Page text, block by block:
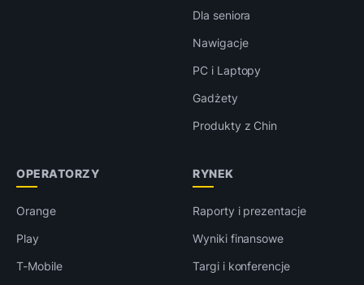
Dla seniora
Nawigacje
PC i Laptopy
Gadżety
Produkty z Chin
OPERATORZY
Orange
Play
T-Mobile
RYNEK
Raporty i prezentacje
Wyniki finansowe
Targi i konferencje